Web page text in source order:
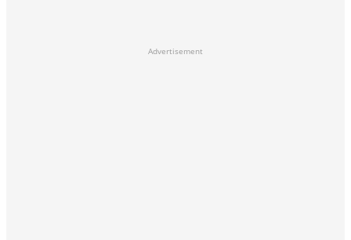
Advertisement